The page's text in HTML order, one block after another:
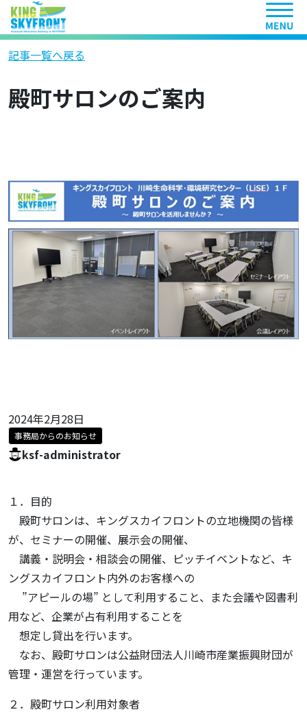
ヘッ
記事一覧へ戻る
殿町サロンのご案内
2024年2月28日
事務局からのお知らせ
ksf-administrator
１．目的
殿町サロンは、キングスカイフロントの立地機関の皆様
が、セミナーの開催、展示会の開催、
講義・説明会・相談会の開催、ピッチイベントなど、キ
ングスカイフロント内外のお客様への
”アピールの場” として利用すること、また会議や図書利
用など、企業が占有利用することを
想定し貸出を行います。
なお、殿町サロンは公益財団法人川崎市産業振興財団が
管理・運営を行っています。
２．殿町サロン利用対象者